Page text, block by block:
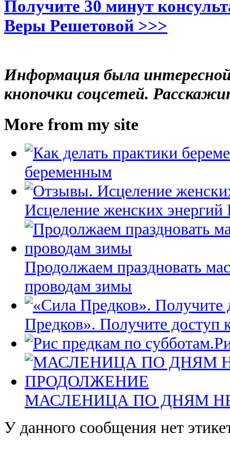
Получите 30 минут
Веры Решетовой >>>
Информация была
кнопочки соцсетей.
More from my site
беременным
Исцеление женских энергий
Продолжаем праздновать
проводам зимы
Предков». Получите доступ
МАСЛЕНИЦА ПО ДНЯМ
У данного сообщения нет